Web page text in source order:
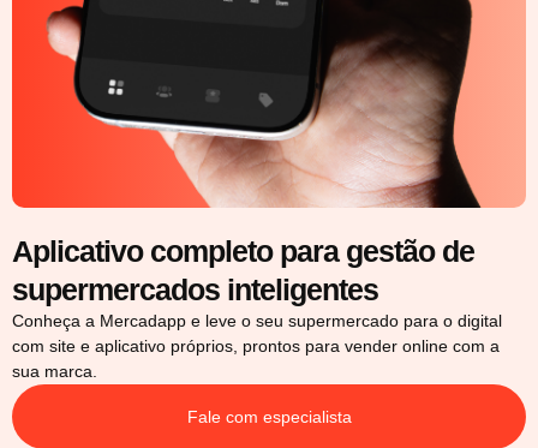
Aplicativo completo para gestão de
supermercados inteligentes
Conheça a Mercadapp e leve o seu supermercado para o digital
com site e aplicativo próprios, prontos para vender online com a
sua marca.
Fale com especialista